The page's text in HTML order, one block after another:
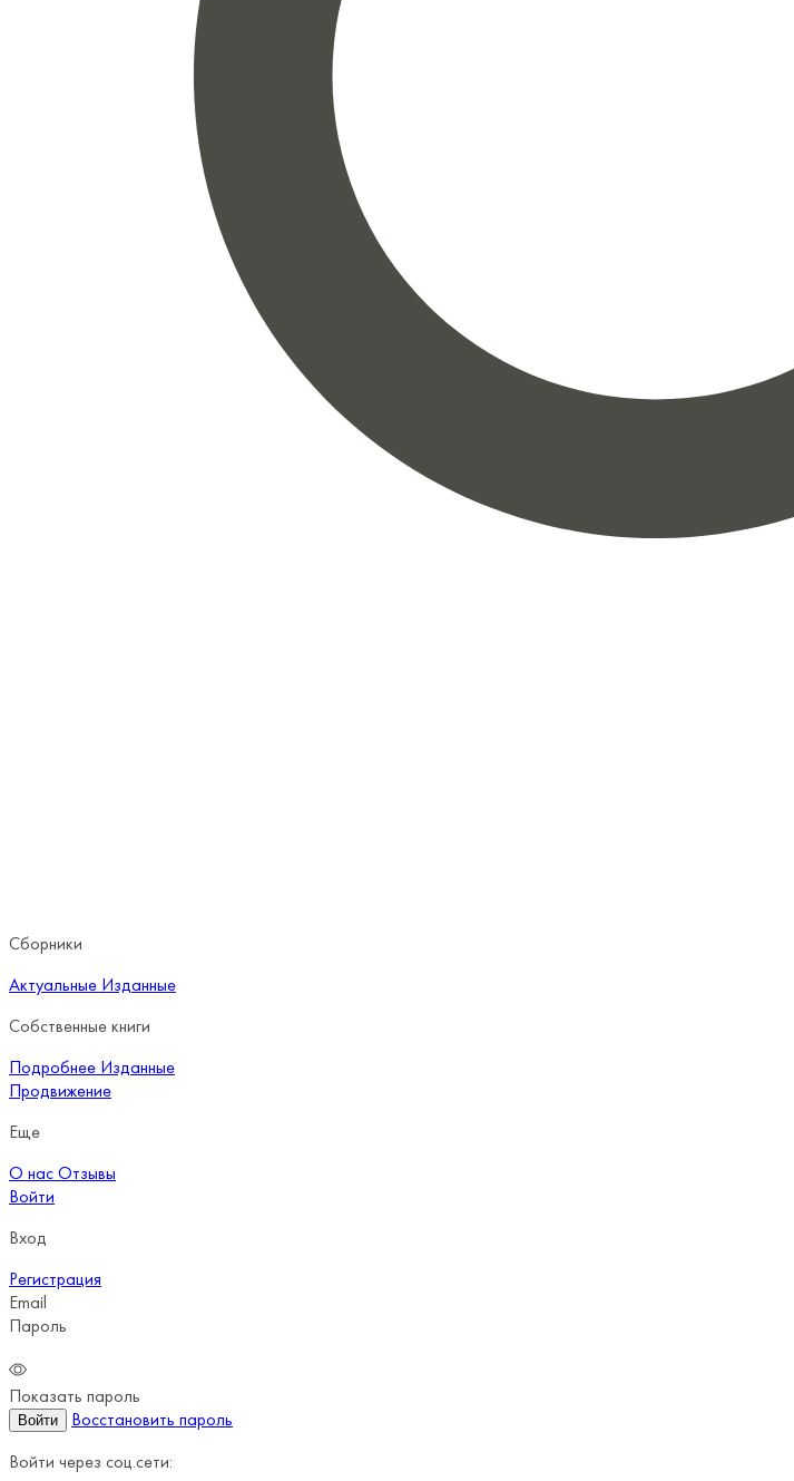
Сборники
Актуальные Изданные
Собственные книги
Подробнее Изданные
Продвижение
Еще
О насОтзывы
Войти
Вход
Регистрация
Email
Пароль
Показать пароль
Войти
Восстановить пароль
Войти через соц.сети: